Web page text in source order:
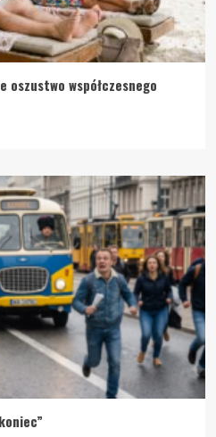
oszustwo współczesnego